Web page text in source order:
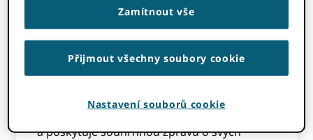
představenstvem. Nemá přenesenou
pravomoc rozhodovat jménem
představenstva.
Hlášení
a poskytuje souhrnnou zprávu o svých
Zamítnout vše
Přijmout všechny soubory cookie
Nastavení souborů cookie